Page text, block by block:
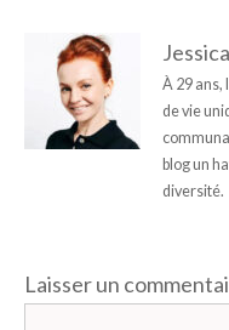
Jessica
À 29 ans,
de vie
blog un
diversité.
Laisser un